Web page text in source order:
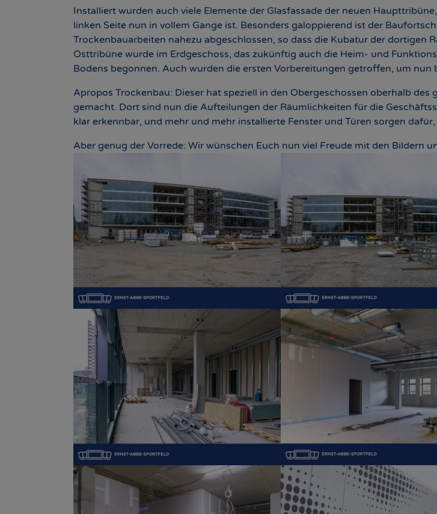
Show larger version Show larger version
Show larger version Show larger version
Installiert wurden auch viele Elemente der Glasfassade der neuen
linken Seite nun in vollem Gange ist. Besonders galoppierend ist der
Trockenbauarbeiten nahezu abgeschlossen, so dass die Kubatur der dortigen
Osttribüne wurde im Erdgeschoss, das zukünftig auch die Heim- und
Bodens begonnen. Auch wurden die ersten Vorbereitungen getroffen, um
Apropos Trockenbau: Dieser hat speziell in den Obergeschossen oberhalb
gemacht. Dort sind nun die Aufteilungen der Räumlichkeiten für die
klar erkennbar, und mehr und mehr installierte Fenster und Türen sorgen
Aber genug der Vorrede: Wir wünschen Euch nun viel Freude mit den Bildern